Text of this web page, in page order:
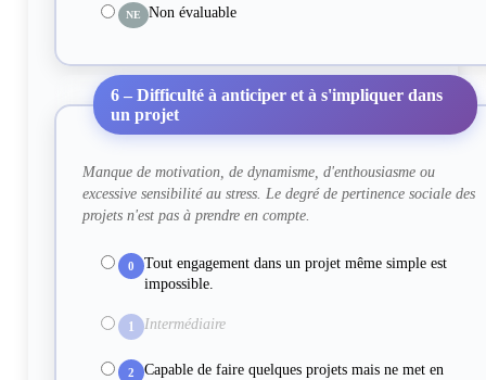
NE Non évaluable
6 – Difficulté à anticiper et à s'impliquer dans
un projet
Manque de motivation, de dynamisme, d'enthousiasme ou
excessive sensibilité au stress. Le degré de pertinence sociale des
projets n'est pas à prendre en compte.
0
Tout engagement dans un projet même simple est
impossible.
1 Intermédiaire
2
Capable de faire quelques projets mais ne met en